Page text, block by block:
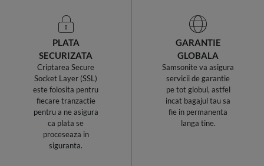
PLATA
SECURIZATA
Criptarea Secure
Socket Layer (SSL)
este folosita pentru
fiecare tranzactie
pentru a ne asigura
ca plata se
proceseaza in
siguranta.
GARANTIE
GLOBALA
Samsonite va asigura
servicii de garantie
pe tot globul, astfel
incat bagajul tau sa
fie in permanenta
langa tine.